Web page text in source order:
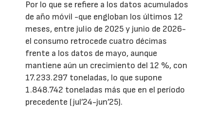
Por lo que se refiere a los datos acumulados
de año móvil -que engloban los últimos 12
meses, entre julio de 2025 y junio de 2026-
el consumo retrocede cuatro décimas
frente a los datos de mayo, aunque
mantiene aún un crecimiento del 12 %, con
17.233.297 toneladas, lo que supone
1.848.742 toneladas más que en el período
precedente (jul’24-jun’25).